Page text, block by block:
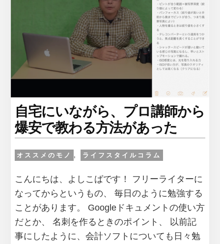
な
の
で、
疲
れ
切
性”を
音
楽
で
取
り
戻
て
き
た
自宅にいながら、プロ講師から
爆安で教わる方法があった
オススメのモノ , ライフスタイルコラム
こんにちは、よしこばです！ フリーライターに
なってからというもの、 毎日のように勉強する
ことがあります。 Googleドキュメントの使い方
だとか、 名刺を作るときのポイント、 以前記
事にしたように、会計ソフトについても日々勉